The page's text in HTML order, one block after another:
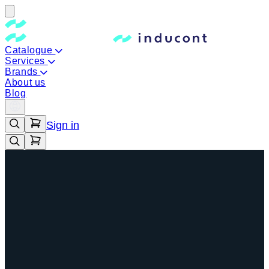
Catalogue
Services
Brands
About us
Blog
Sign in